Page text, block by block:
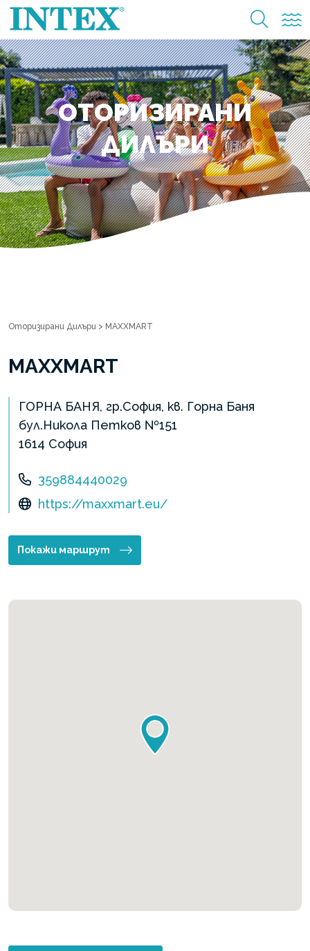
ОТОРИЗИРАНИ
ДИЛЪРИ
Оторизирани Дилъри > MAXXMART
MAXXMART
ГОРНА БАНЯ, гр.София, кв. Горна Баня
бул.Никола Петков №151
1614 София
359884440029
https://maxxmart.eu/
Покажи маршрут